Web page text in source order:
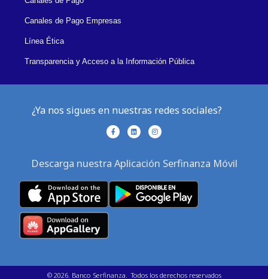
Canales de Pago Empresas
Línea Ética
Transparencia y Acceso a la Información Pública
¿Ya nos sigues en nuestras redes sociales?
F
a
o
L
i
d
I
n
g
m
Descarga nuestra Aplicación Serfinanza Móvil
© 2026. Banco Serfinanza. Todos los derechos reservados